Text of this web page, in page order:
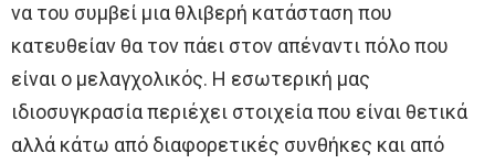
να του συμβεί μια θλιβερή κατάσταση που
κατευθείαν θα τον πάει στον απέναντι πόλο που
είναι ο μελαγχολικός. Η εσωτερική μας
ιδιοσυγκρασία περιέχει στοιχεία που είναι θετικά
αλλά κάτω από διαφορετικές συνθήκες και από